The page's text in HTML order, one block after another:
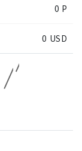
0 P
0 USD